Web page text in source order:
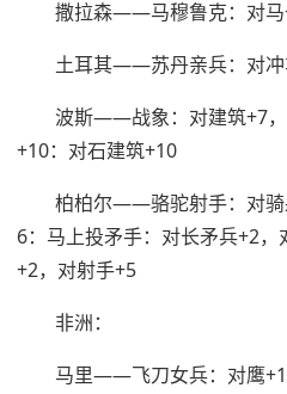
撒拉森——马穆鲁克：对马
土耳其——苏丹亲兵：对冲
波斯——战象：对建筑+7
+10：对石建筑+10
柏柏尔——骆驼射手：对骑
6：马上投矛手：对长矛兵+2
+2，对射手+5
非洲：
马里——飞刀女兵：对鹰+1